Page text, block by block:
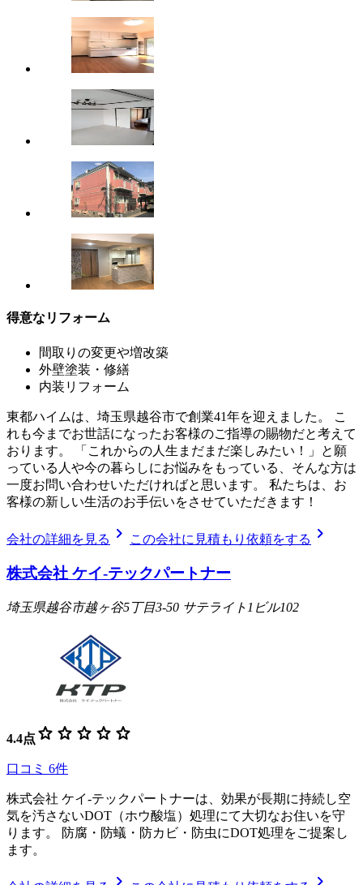
得意なリフォーム
間取りの変更や増改築
外壁塗装・修繕
内装リフォーム
東都ハイムは、埼玉県越谷市で創業41年を迎えました。 こ
れも今までお世話になったお客様のご指導の賜物だと考えて
おります。 「これからの人生まだまだ楽しみたい！」と願
っている人や今の暮らしにお悩みをもっている、そんな方は
一度お問い合わせいただければと思います。 私たちは、お
客様の新しい生活のお手伝いをさせていただきます！
会社の詳細を見る chevron_right この会社に見積もり依頼をする chevron_right
株式会社 ケイ-テックパートナー
埼玉県越谷市越ヶ谷5丁目3-50 サテライト1ビル102
4.4点 star star star star star
口コミ 6件
株式会社 ケイ-テックパートナーは、効果が長期に持続し空
気を汚さないDOT（ホウ酸塩）処理にて大切なお住いを守
ります。 防腐・防蟻・防カビ・防虫にDOT処理をご提案し
ます。